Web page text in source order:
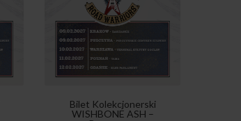
Bilet Kolekcjonerski
WISHBONE ASH –